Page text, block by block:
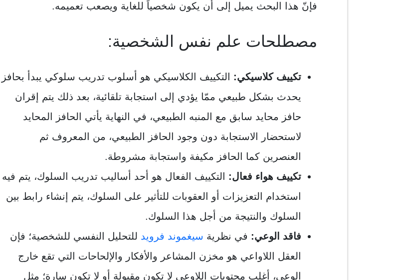
فإنّ هذا البحث يميل إلى أن يكون شخصياً للغاية ويصعب تعميمه.
مصطلحات علم نفس الشخصية:
تكييف كلاسيكي: التكييف الكلاسيكي هو أسلوب تدريب سلوكي يبدأ بحافز
يحدث بشكل طبيعي ممّا يؤدي إلى استجابة تلقائية، بعد ذلك يتم إقران
حافز محايد سابق مع المنبه الطبيعي، في النهاية يأتي الحافز المحايد
لاستحضار الاستجابة دون وجود الحافز الطبيعي، من المعروف ثم
العنصرين كما الحافز مكيفة واستجابة مشروطة.
تكييف هواء فعال: التكييف الفعال هو أحد أساليب تدريب السلوك، يتم فيه
استخدام التعزيزات أو العقوبات للتأثير على السلوك، يتم إنشاء رابط بين
السلوك والنتيجة من أجل هذا السلوك.
فاقد الوعي: في نظرية سيغموند فرويد للتحليل النفسي للشخصية؛ فإن
العقل اللاواعي هو مخزن المشاعر والأفكار والإلحاحات التي تقع خارج
الوعي، أغلب محتويات اللاوعي لا تكون مقبولة أو لا تكون سارة؛ مثل